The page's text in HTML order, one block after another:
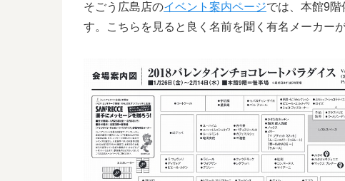
そごう広島店のイベント案内ページでは、本館9階
す。こちらを見ると良く名前を聞く有名メーカー